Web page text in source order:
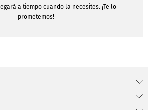
a tiempo cuando la necesites. ¡Te lo
prometemos!